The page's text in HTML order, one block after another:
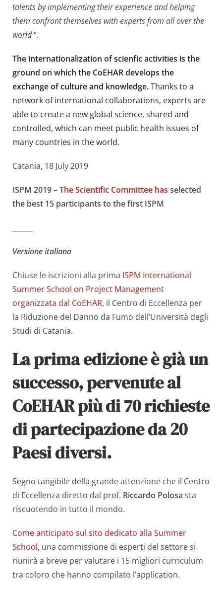
talents by implementing their experience and helping
them confront themselves with experts from all over the
world“.
The internationalization of scienfic activities is the
ground on which the CoEHAR develops the
exchange of culture and knowledge.Thanks to a
network of international collaborations, experts are
able to create a new global science, shared and
controlled, which can meet public health issues of
many countries in the world.
Catania, 18 July 2019
ISPM 2019 –The Scientific Committee has selected
the best 15 participants to the first ISPM
Versione italiana
Chiuse le iscrizioni alla prima ISPM International
Summer School on Project Management
organizzata dal CoEHAR, il Centro di Eccellenza per
la Riduzione del Danno da Fumo dell’Università degli
Studi di Catania.
La prima edizione è già un
successo,pervenute al
CoEHAR più di 70 richieste
di partecipazione da 20
Paesi diversi.
Segno tangibile della grande attenzione che il Centro
di Eccellenza diretto dal prof. Riccardo Polosa sta
riscuotendo in tutto il mondo.
Come anticipato sul sito dedicato alla Summer
School, una commissione di esperti del settore si
riunirà a breve per valutare i 15 migliori curriculum
tra coloro che hanno compilato l’application.